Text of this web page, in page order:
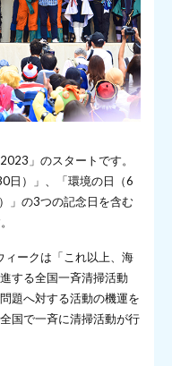
」のスタートです。
日）」、「環境の日（6
」の3つの記念日を含む
ークは「これ以上、海
する全国一斉清掃活動
題へ対する活動の機運を
国で一斉に清掃活動が行